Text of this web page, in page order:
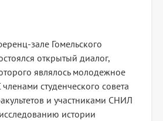
зале Гомельского
открытый диалог,
являлось молодежное
студенческого совета
и участниками СНИЛ
истории